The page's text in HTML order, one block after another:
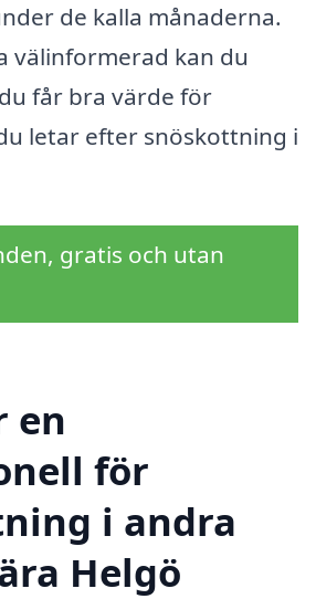
de kalla månaderna.
välinformerad kan du
får bra värde för
letar efter snöskottning i
gratis och utan
en
för
i andra
Helgö